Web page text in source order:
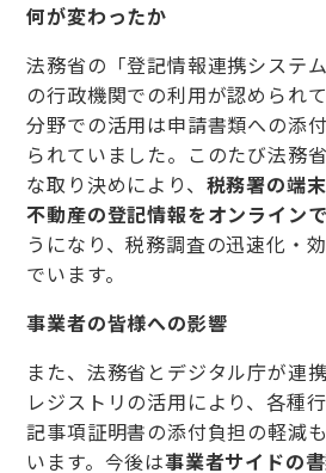
何が変わったか
法務省の「登記情報連携システ
の行政機関での利用が認められ
分野での活用は申請書類への添
られていました。このたび法務
な取り決めにより、 税務署の端
不動産の登記情報をオンライン
うになり、税務調査の迅速化・
でいます。
事業者の皆様への影響
また、法務省とデジタル庁が連
レジストリの活用により、各種
記事項証明書の添付負担の軽減
います。今後は事業者サイドの